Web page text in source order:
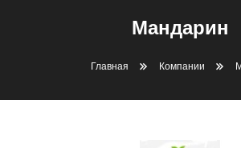
Мандарин
Главная Компании